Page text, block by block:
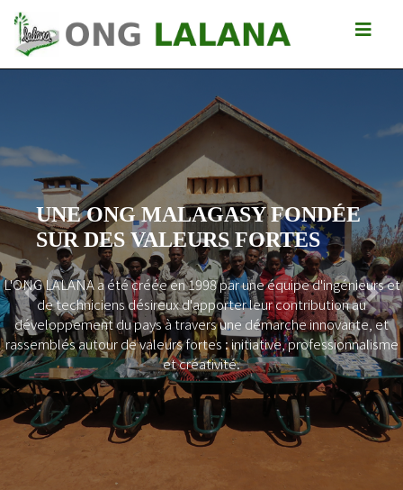
UNE ONG MALAGASY FONDÉE
SUR DES VALEURS FORTES
L'ONG LALANA a été créée en 1998 par une équipe d'ingénieurs et
de techniciens désireux d'apporter leur contribution au
développement du pays à travers une démarche innovante, et
rassemblés autour de valeurs fortes : initiative, professionnalisme
et créativité.
Previous Next